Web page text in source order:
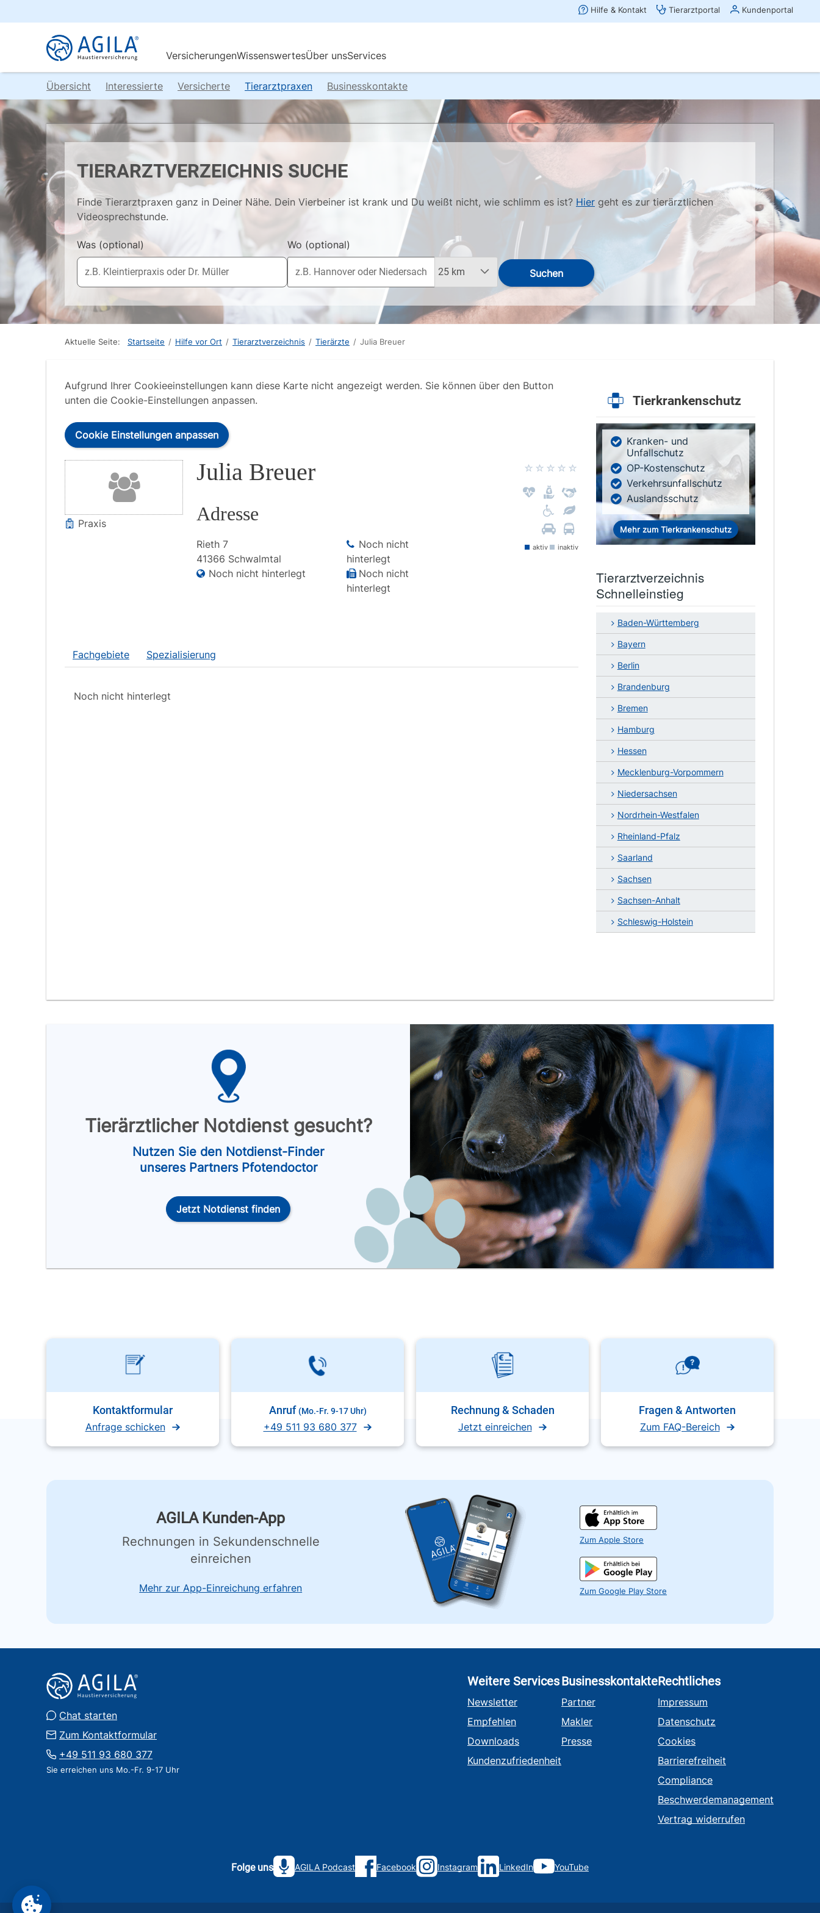
Übersicht Interessierte Versicherte Tierarztpraxen Businesskontakte
TIERARZTVERZEICHNIS SUCHE
Finde Tierarztpraxen ganz in Deiner Nähe. Dein Vierbeiner ist krank und Du weißt nicht, wie schlimm es ist? Hier geht es zur tierärztlichen
Videosprechstunde.
Was (optional) Wo (optional)
Suchen
Aktuelle Seite: Startseite / Hilfe vor Ort / Tierarztverzeichnis / Tierärzte / Julia Breuer
Aufgrund Ihrer Cookieeinstellungen kann diese Karte nicht angezeigt werden. Sie können über den Button
unten die Cookie-Einstellungen anpassen.
Cookie Einstellungen anpassen
Praxis
Julia Breuer
Adresse
Rieth 7
41366 Schwalmtal
Noch nicht hinterlegt
Noch nicht
hinterlegt
Noch nicht
hinterlegt
aktiv inaktiv
Fachgebiete Spezialisierung
Noch nicht hinterlegt
Tierkrankenschutz
Kranken- und
Unfallschutz
OP-Kostenschutz
Verkehrsunfallschutz
Auslandsschutz
Mehr zum Tierkrankenschutz
Tierarztverzeichnis
Schnelleinstieg
Baden-Württemberg
Bayern
Berlin
Brandenburg
Bremen
Hamburg
Hessen
Mecklenburg-Vorpommern
Niedersachsen
Nordrhein-Westfalen
Rheinland-Pfalz
Saarland
Sachsen
Sachsen-Anhalt
Schleswig-Holstein
Tierärztlicher Notdienst gesucht?
Nutzen Sie den Notdienst-Finder
unseres Partners Pfotendoctor
Jetzt Notdienst finden
Kontaktformular
Anfrage schicken
Anruf (Mo.-Fr. 9-17 Uhr)
+49 511 93 680 377
Rechnung & Schaden
Jetzt einreichen
Fragen & Antworten
Zum FAQ-Bereich
AGILA Kunden-App
Rechnungen in Sekundenschnelle
einreichen
Mehr zur App-Einreichung erfahren
Zum Apple Store
Zum Google Play Store